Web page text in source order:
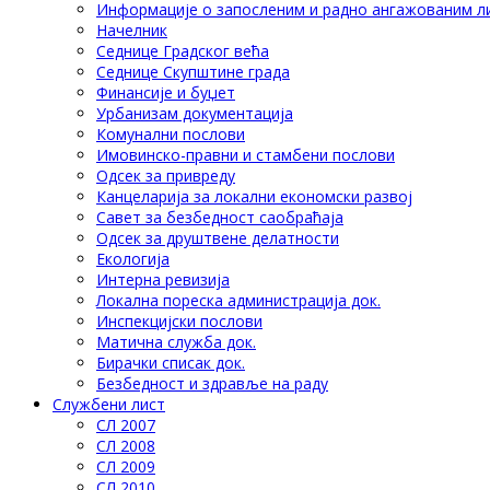
Информације о запосленим и радно ангажованим
Начелник
Седнице Градског већа
Седнице Скупштине града
Финансије и буџет
Урбанизам документација
Комунални послови
Имовинско-правни и стамбени послови
Одсек за привреду
Канцеларија за локални економски развој
Савет за безбедност саобраћаја
Одсек за друштвене делатности
Eкологија
Интерна ревизија
Локална пореска администрација док.
Инспекцијски послови
Матична служба док.
Бирачки списак док.
Безбедност и здравље на раду
Службени лист
СЛ 2007
СЛ 2008
СЛ 2009